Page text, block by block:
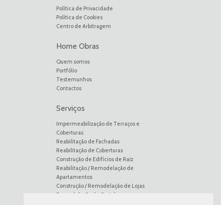
Política de Privacidade
Política de Cookies
Centro de Arbitragem
Home Obras
Quem somos
Portfólio
Testemunhos
Contactos
Serviços
Impermeabilização de Terraços e
Coberturas
Reabilitação de Fachadas
Reabilitação de Coberturas
Construção de Edifícios de Raiz
Reabilitação / Remodelação de
Apartamentos
Construção / Remodelação de Lojas
Remodelação de Cozinhas